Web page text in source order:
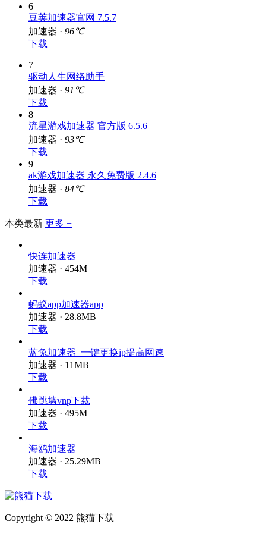
6
豆荚加速器官网 7.5.7
加速器 · 96℃
下载
7
驱动人生网络助手
加速器 · 91℃
下载
8
流星游戏加速器 官方版 6.5.6
加速器 · 93℃
下载
9
ak游戏加速器 永久免费版 2.4.6
加速器 · 84℃
下载
本类最新 更多 +
快连加速器
加速器 · 454M
下载
蚂蚁app加速器app
加速器 · 28.8MB
下载
蓝兔加速器_一键更换ip提高网速
加速器 · 11MB
下载
佛跳墙vnp下载
加速器 · 495M
下载
海鸥加速器
加速器 · 25.29MB
下载
Copyright © 2022 熊猫下载